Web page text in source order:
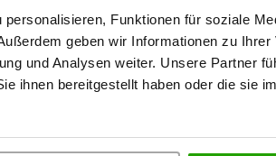
Funktionen für soziale
geben wir Informationen zu Ihrer
und Analysen weiter. Unsere Partner
ihnen bereitgestellt haben oder die sie
erhalten, melden Sie sich
Sie die Produktmuster erst
da wir nur an korrekte
leider keine Produktmuster